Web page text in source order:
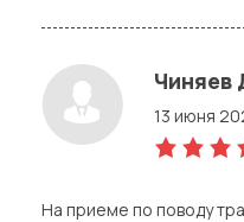
Чиняев
13 июня
На приеме по поводу
5,0